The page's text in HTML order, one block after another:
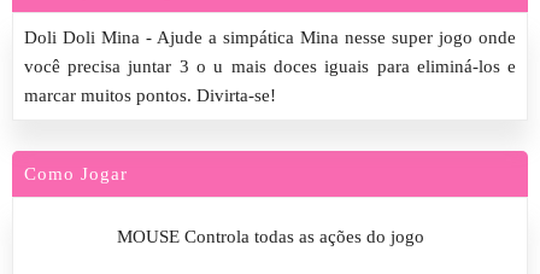
Doli Doli Mina - Ajude a simpática Mina nesse super jogo onde
você precisa juntar 3 o u mais doces iguais para eliminá-los e
marcar muitos pontos. Divirta-se!
Como Jogar
MOUSE Controla todas as ações do jogo